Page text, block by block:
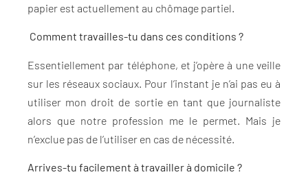
papier est actuellement au chômage partiel.
Comment travailles-tu dans ces conditions ?
Essentiellement par téléphone, et j’opère à une veille
sur les réseaux sociaux. Pour l’instant je n’ai pas eu à
utiliser mon droit de sortie en tant que journaliste
alors que notre profession me le permet. Mais je
n’exclue pas de l’utiliser en cas de nécessité.
Arrives-tu facilement à travailler à domicile ?